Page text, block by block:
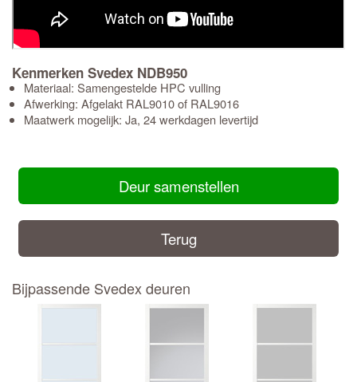
Kenmerken Svedex NDB950
Materiaal: Samengestelde HPC vulling
Afwerking: Afgelakt RAL9010 of RAL9016
Maatwerk mogelijk: Ja, 24 werkdagen levertijd
Deur samenstellen
Terug
Bijpassende Svedex deuren